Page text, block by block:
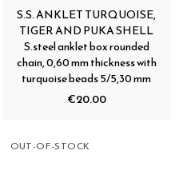
S.S. ANKLET TURQUOISE,
TIGER AND PUKA SHELL
S.steel anklet box rounded
chain, 0,60 mm thickness with
turquoise beads 5/5,30 mm
€20.00
OUT-OF-STOCK